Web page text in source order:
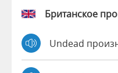
Британское
Undead